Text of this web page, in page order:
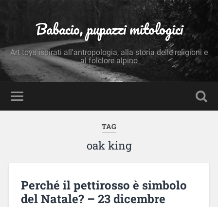
Babacio, pupazzi mitologici
Art toys ispirati all'antropologia, alla storia delle religioni e
al folclore alpino
TAG
oak king
Perché il pettirosso è simbolo
del Natale? – 23 dicembre